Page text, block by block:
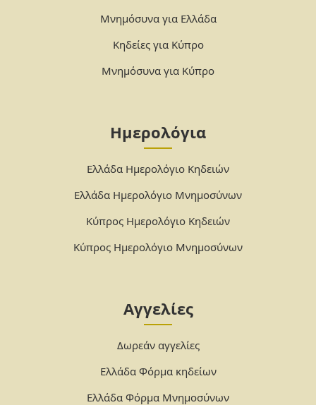
Μνημόσυνα για Ελλάδα
Κηδείες για Κύπρο
Μνημόσυνα για Κύπρο
Ημερολόγια
Ελλάδα Ημερολόγιο Κηδειών
Ελλάδα Ημερολόγιο Μνημοσύνων
Κύπρος Ημερολόγιο Κηδειών
Κύπρος Ημερολόγιο Μνημοσύνων
Αγγελίες
Δωρεάν αγγελίες
Ελλάδα Φόρμα κηδείων
Ελλάδα Φόρμα Μνημοσύνων